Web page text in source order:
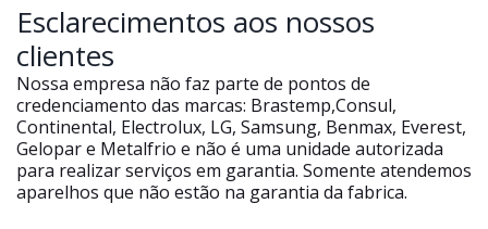
Esclarecimentos aos nossos
clientes
Nossa empresa não faz parte de pontos de
credenciamento das marcas: Brastemp,Consul,
Continental, Electrolux, LG, Samsung, Benmax, Everest,
Gelopar e Metalfrio e não é uma unidade autorizada
para realizar serviços em garantia. Somente atendemos
aparelhos que não estão na garantia da fabrica.